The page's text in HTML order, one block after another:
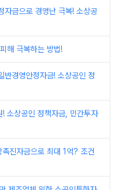
자금으로 경영난 극복! 소상공
해 극복하는 방법!
반경영안정자금! 소상공인 정
소상공인 정책자금, 민간투자
진자금으로 최대 1억? 조건